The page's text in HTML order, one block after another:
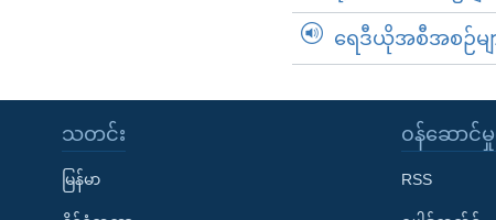
ရေဒီယိုအစီအစဉ်မျ
သတင်း
မြန်မာ
၀န်ဆောင်မှု
RSS